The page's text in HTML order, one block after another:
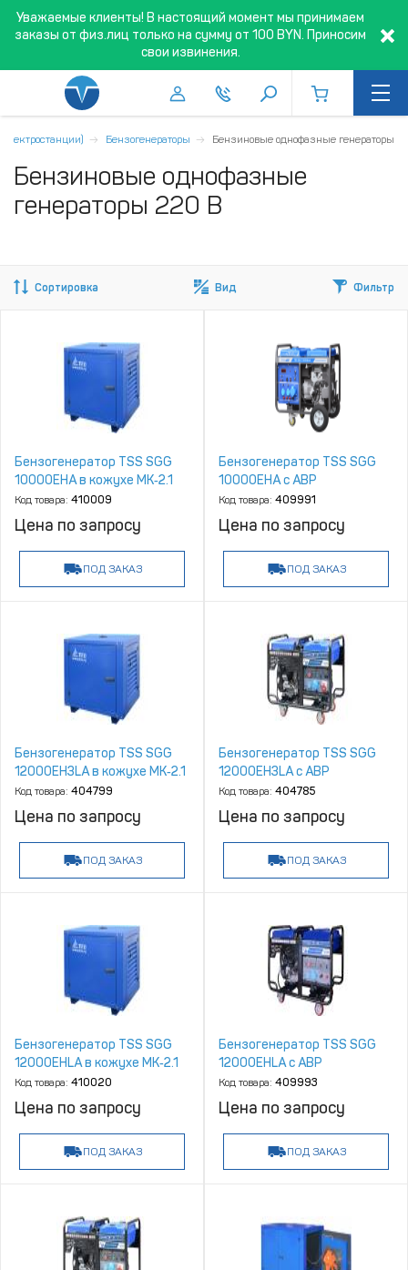
Уважаемые клиенты! В настоящий момент мы принимаем
заказы от физ.лиц только на сумму от 100 BYN. Приносим
свои извинения.
Бензогенераторы Бензиновые однофазные генераторы
Бензиновые однофазные
генераторы 220 В
Сортировка Вид Фильтр
Бензогенератор TSS SGG
10000EHA в кожухе МК‑2.1
Код товара: 410009
Цена по запросу
ПОД ЗАКАЗ
Бензогенератор TSS SGG
10000EHA с АВР
Код товара: 409991
Цена по запросу
ПОД ЗАКАЗ
Бензогенератор TSS SGG
12000EH3LA в кожухе МК‑2.1
Код товара: 404799
Цена по запросу
ПОД ЗАКАЗ
Бензогенератор TSS SGG
12000EH3LA с АВР
Код товара: 404785
Цена по запросу
ПОД ЗАКАЗ
Бензогенератор TSS SGG
12000EHLA в кожухе МК‑2.1
Код товара: 410020
Цена по запросу
ПОД ЗАКАЗ
Бензогенератор TSS SGG
12000EHLA с АВР
Код товара: 409993
Цена по запросу
ПОД ЗАКАЗ